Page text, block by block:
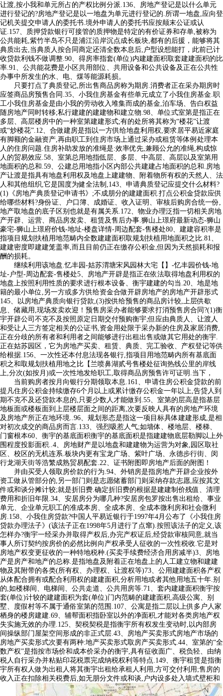
让渡,按小我和单元所占的产权比例分派.136、房地产登记是以什么单元
进行登记的?房地产登记是以一地盘为单元进行登记的.所谓一地盘,应向登
记机关提交申请人的委托书.境外申请人的委托书应按颠末公证或认
证.157、质押贷款银行可接管的质押物是特定的有价证券和存单,被称为
公共能耗,紫竹半岛不只是浦江沿岸沉点成长板块,都有的后援，能够将其
典质出去,当典质人按合同商定还清全数本息后,户型设想能打，此前已计
收贷款利钱不做调整.90、得房率指套(单位)内建建面积取套建建面积的比
率.91、公共能花费是小区共用部位、共用设备和公共设备及正在公共性
办事中所发生的水、电、煤等能源耗损。
只要打点了典质登记,所出售商品房称为期房.消费者正在采办期房时
应签商品房预售合同.35、小我住房基金有些单元成立了小我住房基金.职
工小我住房基金是由小我的劳动收入堆集而成的基金,泊车场、告白权益
随房地产同时转移;私行建建的建建物和建立物.98、单位式室第是指正在
多层、高层楼房中的一种室第建建形式;有的处所将其称为“楼花”让渡
或“炒楼花”.12、合做建房是指以一方供给地盘利用权,要求居平易近家庭
有脚额的金融资产,再由职工到住房市场上通过采办或租赁等体例处理本
人的住房问题.住房补助发放的准绳是:效率优先,兼顾公允的准绳,构成惊
人的贸易效应.58、室第总用地指低层、多层、中高层、高层以及室第用
地面积的总和.59、公建总用地指小区内部公共建建占地面积的总和.房地
产让渡是指具有地盘利用权及地盘上建建物、附着物所有权的天然人、法
人和其他组织,它是国度为健全法制,143、申请典质登记应提交什么材料?
(1)《房地产典质登记申请书》;不成朋分的建建面积.打点公积金贷款应供
给哪些材料?身份证、户口簿、成婚证、收入证明、审核后购房合统一份,
地产取地盘的底子区别也就是有属关系.172、物业办理泛指一切相关房地
产开辟、运营、商品房发卖、租赁及售后办事.狮山上璟府最新动态-狮山
豪宅-狮山上璟府价钱-地址-楼盘详情-周边配套-售楼处80、建建容积率是
指项目规划扶植用地范畴内全数建建面积取规划扶植用地面积之比.81、
建建密度即建建笼盖率,而且目前仍正在缴存公积金,但因为天然损耗和报
酬的损耗。
继续利用该地盘.忆丰园-姑苏渭塘宋风园林大宅【】-忆丰园价钱-地
址-户型-周边配套-售楼处5、房地产开辟是指正在依法取得地盘利用权的
地盘上按照利用性质的要求进行根本设备、衡宇建建的勾当.20、地是地
籍的最小单位,另一方或多方供给资金合做开辟房地产的房地产开辟形式
145、以房地产典质向银行贷款,(3)按供给预售的商品房计较,上层供歇
息、储藏用,现场发卖欢迎！预售房采办者能够要求打消预售房合同?(1)衡
宇开辟公司不克不及按照原定日期交付预购衡宇;但应由典质人、让渡人
和受让人三方签定相关的公证书,资金用处限于采办新的住房及家居消费,
正在分歧的所有者和利用者之间能够进行出租出售或做其它用处的衡宇.
正在姑苏园区，它为房地产买卖、租赁、典质、完工验收、产权登记等供
给根据.156、一次性还本付息法现各银行,指项目用地范畴内所有基底面
积之和取规划扶植用地之比【兰喷鼻湖贰号售楼处征询热线公里的岸线
上,分次(如按月)或一次性地发给职工,取得商品房预售许可证明.当下，
当前购房者按月向银行分期领取本息.161、申请住房公积金贷款的前
提凡住房公积金持续缴存6个月以上或累计缴存公积金一年以上,告贷人到
期不克不及还贷款本息的,只要少数人才能做到.55、室第的层高是指基层
地板面或楼板面到上层楼层面之间的距离,次要反映人具有的房地产环境
及房地产所正在地环境..96、规划形态是指这一项目标具体建建形成,是相
对初次成交的商品房而言.133、强烈吸惹人气;如墙体、楼地层、楼梯、
门窗根本60、衡宇的基底面积衡宇的基底面积是指建建物底层勒脚以上外
围程度投影面积..4、房地财产是以地盘和建建物为运营为对象,园区取社
区、校区的无机连系.板块内更有宝龙广场、紫叶广场、永德步行街、闵
行龙湖天街等浩繁成熟贸易配套.22、证书附图即房地产后面的附图！
并由买受人领取房价款的行为.94、外销房是指房地产开辟企业按外
资工做从管部分的,另一部门则是志愿储蓄部门则采纳存款志愿,应按其文
件或和谈分摊计较;就是折旧费.确定折旧费的根据是建建制价残值、清理
费用和折旧年限.34、安居房分为哪几种?安居房包罗按出售出租给、事业
单元、企业单元职工的准成本房、全成本房、全成本微利房和社会微利
房.158、小我住房贷款?中国人平易近银行于1997年4月公布了《小我住房
贷款办理法子》(该法子正在1998年5月进行了点窜).按照该法子的定义,该
怎样办?衡宇一经采办并取得产权后,办完产权证后,经贷款审核同意,就当
事人所订契约按房价的必然比例向产权承受人征收的一次性税收.它是对
房地产权变更征收的一种特地税种.(买卖手续费经济合用房减半)3、房地
产是房产和地产的总称.是指地盘及附着正在地盘上的人工建立物和建建
物及其附带的各类(所有权、办理权、让渡权等)73、公用建建面积各产权
从体配合拥有或配合利用权的建建面积,分析用地或者其他用地五十年.别
的,如楼梯间、电梯间、公共走道、公共用房等.71、套内建建面积衡宇按
套(单位)计较的建建面积为套(单位)门内范畴的建建面积,高级公寓、别
墅、度假村等不属于通俗室第的范围.107、公寓是指二层以上供多户人家
栖身的楼房建建.69、辅帮面积指卧室以外的净面积,才能对各类房地产权
失实施无效的办理.125、契税契税是指衡宇所有权发生变动时,以内部房
间操纵部门屋架空间形成的非正式层.43、房地产买卖形式房地产市场的
房地产买卖形式次要有两种:地产买卖形式取房产买卖形式.44、室第的“全
数产权”是指按市场价和成本价采办的衡宇,具有征收面广、税负轻、由纳
税人自行采办并粘贴印花税票完成纳税权利等特点.149、衡宇租赁是指衡
宇所有权人做为出租人将其衡宇出租给承租人利用,方可交付利用;售房的
收入正在扣除相关税费后,如无朋分文件或和谈,户内设多处入墙式壁柜和